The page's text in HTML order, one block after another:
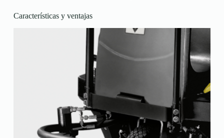
Características y ventajas